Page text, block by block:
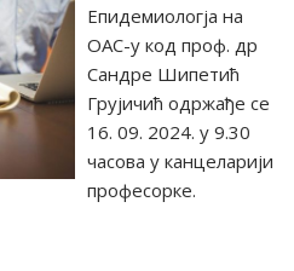
Епидемиологја на
ОАС-у код проф. др
Сандре Шипетић
Грујичић одржађе се
16. 09. 2024. у 9.30
часова у канцеларији
професорке.